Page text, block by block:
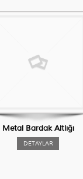
Metal Bardak Altlığı
DETAYLAR